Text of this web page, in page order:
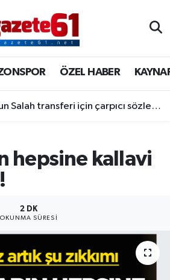
ÖZEL HABER
için çarpıcı sözler! "Bu dünyaya bir mesajdır"
hepsine kallavi
2 DK
OKUNMA SÜRESI
Eczaneler
Vakitleri
Haritası
Durumu ve Fikstür